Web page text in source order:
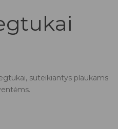
suteikiantys plaukams